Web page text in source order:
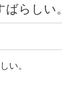
らしい。
い。